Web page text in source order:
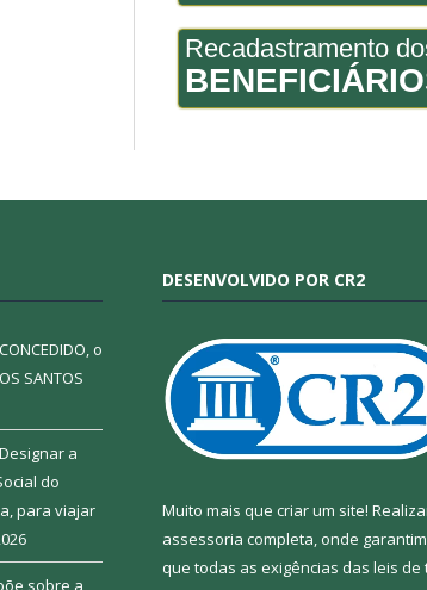
Recadastramento
o
SANTOS
Designar a
do
para viajar
sobre a
DESENVOLVIDO POR CR2
Muito mais que criar um site!
assessoria completa, onde
que todas as exigências das leis